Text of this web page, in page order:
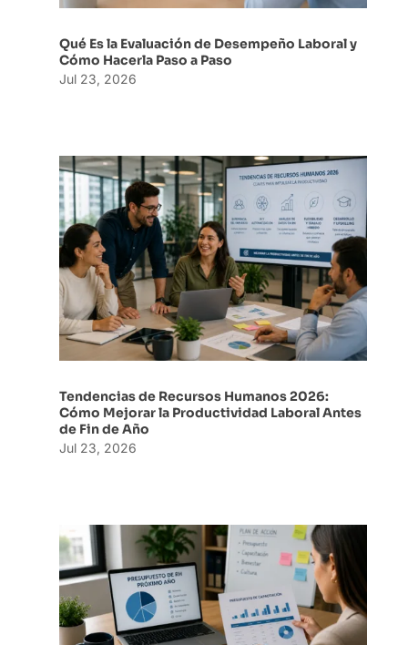
Qué Es la Evaluación de Desempeño Laboral y
Cómo Hacerla Paso a Paso
Jul 23, 2026
Tendencias de Recursos Humanos 2026:
Cómo Mejorar la Productividad Laboral Antes
de Fin de Año
Jul 23, 2026